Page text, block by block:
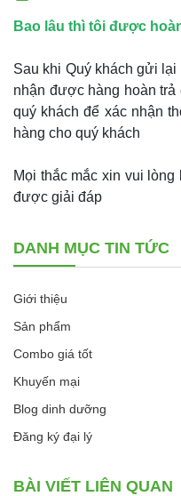
Bao lâu thì tôi được
Sau khi Quý khách gửi
nhận được hàng hoàn
quý khách để xác nhận
hàng cho quý khách
Mọi thắc mắc xin vui
được giải đáp
DANH MỤC TIN TỨC
Giới thiệu
Sản phẩm
Combo giá tốt
Khuyến mại
Blog dinh dưỡng
Đăng ký đại lý
BÀI VIẾT LIÊN QUAN